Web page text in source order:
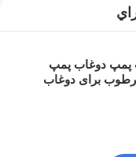
پمپ دوغاب پمپ
برای دوغاب